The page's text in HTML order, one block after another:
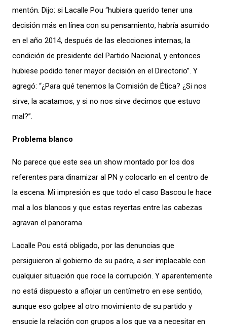
mentón. Dijo: si Lacalle Pou “hubiera querido tener una
decisión más en línea con su pensamiento, habría asumido
en el año 2014, después de las elecciones internas, la
condición de presidente del Partido Nacional, y entonces
hubiese podido tener mayor decisión en el Directorio”. Y
agregó: “¿Para qué tenemos la Comisión de Ética? ¿Si nos
sirve, la acatamos, y si no nos sirve decimos que estuvo
mal?”.
Problema blanco
No parece que este sea un show montado por los dos
referentes para dinamizar al PN y colocarlo en el centro de
la escena. Mi impresión es que todo el caso Bascou le hace
mal a los blancos y que estas reyertas entre las cabezas
agravan el panorama.
Lacalle Pou está obligado, por las denuncias que
persiguieron al gobierno de su padre, a ser implacable con
cualquier situación que roce la corrupción. Y aparentemente
no está dispuesto a aflojar un centímetro en ese sentido,
aunque eso golpee al otro movimiento de su partido y
ensucie la relación con grupos a los que va a necesitar en